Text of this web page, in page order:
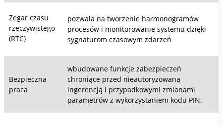
Zegar czasu
rzeczywistego
(RTC)
pozwala na tworzenie harmonogramów
procesów i monitorowanie systemu dzięki
sygnaturom czasowym zdarzeń
Bezpieczna
praca
wbudowane funkcje zabezpieczeń
chroniące przed nieautoryzowaną
ingerencją i przypadkowymi zmianami
parametrów z wykorzystaniem kodu PIN.